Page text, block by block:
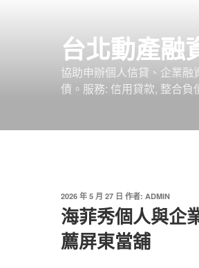
台北動產融
協助申辦個人信貸、企業
債。服務: 信用貸款, 整合負
發
佈
於
2026 年 5 月 27 日 作者: ADMIN
海菲秀個人與企
薦屏東當舖